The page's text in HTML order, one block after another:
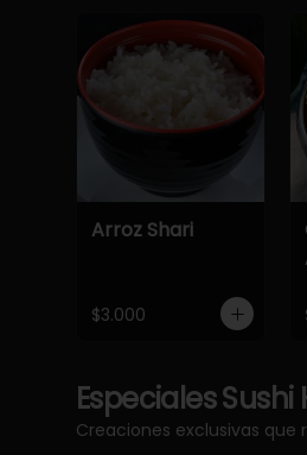
Arroz Shari
$3.000
Especiales Sushi
Creaciones exclusivas